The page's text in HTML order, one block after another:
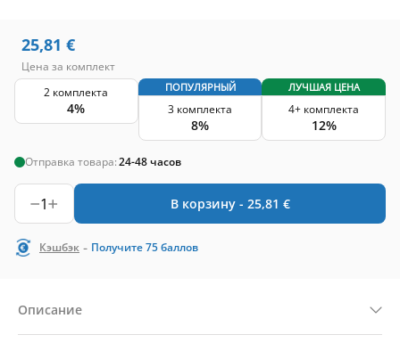
25,81 €
Цена за комплект
2 комплекта
4%
ПОПУЛЯРНЫЙ
3 комплекта
8%
ЛУЧШАЯ ЦЕНА
4+ комплекта
12%
Отправка товара:24-48 часов
1 В корзину - 25,81 €
Кэшбэк - Получите75баллов
Описание